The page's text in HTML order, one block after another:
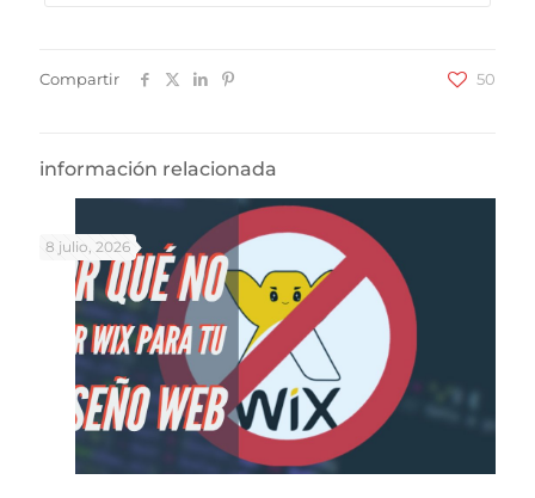
Compartir 50
información relacionada
8 julio, 2026